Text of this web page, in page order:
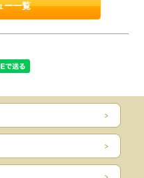
ー一覧